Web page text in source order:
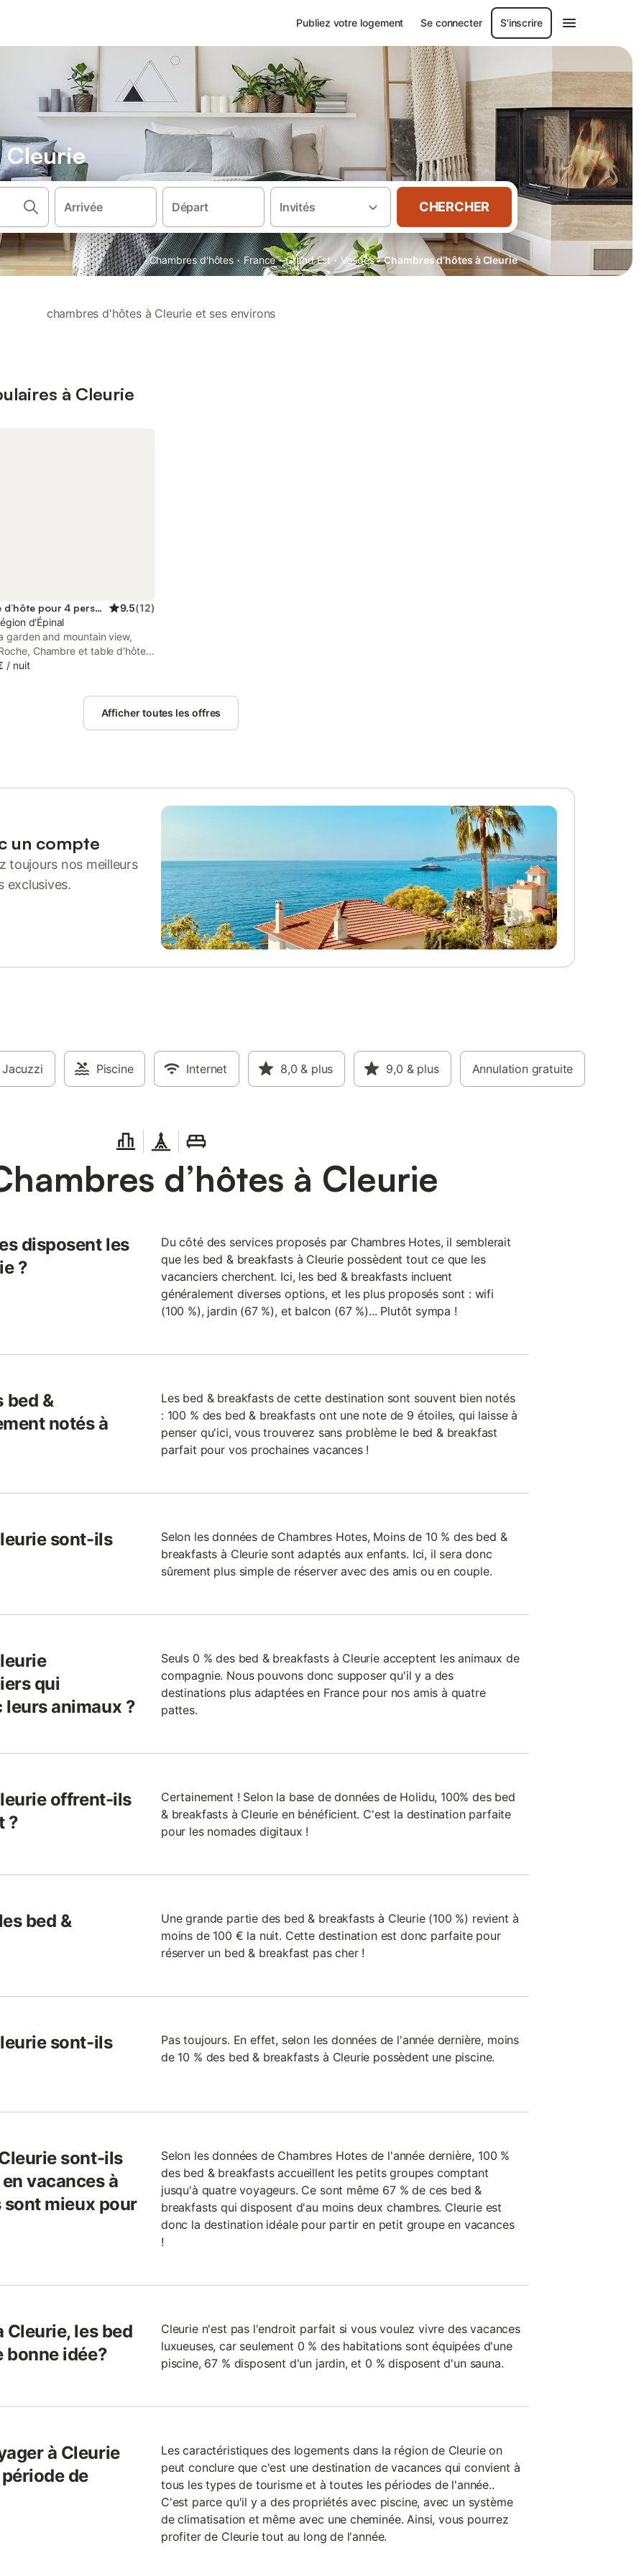
Publiez votre logement Se connecter S'inscrire
Cleurie
Arrivée Départ Invités CHERCHER
Chambres d'hôtes · France · Grand Est · Vosges · Chambres d’hôtes à Cleurie
chambres d'hôtes à Cleurie et ses environs
à Cleurie
Chambre d’hôte pour 4 personnes 9.5(12)
d'Épinal
garden and mountain view,
Chambre et table d'hôtes
set in Cleurie, 39 km from
Lake. This property offers
a terrace, free private parking
/ nuit
Afficher toutes les offres
un compte
toujours nos meilleurs
exclusives.
Jacuzzi Piscine Internet 8,0 & plus 9,0 & plus Annulation gratuite
d’hôtes à Cleurie
disposent les
?
Du côté des services proposés par Chambres Hotes, il semblerait
que les bed & breakfasts à Cleurie possèdent tout ce que les
vacanciers cherchent. Ici, les bed & breakfasts incluent
généralement diverses options, et les plus proposés sont : wifi
(100 %), jardin (67 %), et balcon (67 %)... Plutôt sympa !
bed &
notés à
Les bed & breakfasts de cette destination sont souvent bien notés
: 100 % des bed & breakfasts ont une note de 9 étoiles, qui laisse à
penser qu'ici, vous trouverez sans problème le bed & breakfast
parfait pour vos prochaines vacances !
sont-ils
Selon les données de Chambres Hotes, Moins de 10 % des bed &
breakfasts à Cleurie sont adaptés aux enfants. Ici, il sera donc
sûrement plus simple de réserver avec des amis ou en couple.
qui
animaux ?
Seuls 0 % des bed & breakfasts à Cleurie acceptent les animaux de
compagnie. Nous pouvons donc supposer qu'il y a des
destinations plus adaptées en France pour nos amis à quatre
pattes.
offrent-ils
?
Certainement ! Selon la base de données de Holidu, 100% des bed
& breakfasts à Cleurie en bénéficient. C'est la destination parfaite
pour les nomades digitaux !
bed &
Une grande partie des bed & breakfasts à Cleurie (100 %) revient à
moins de 100 € la nuit. Cette destination est donc parfaite pour
réserver un bed & breakfast pas cher !
sont-ils
Pas toujours. En effet, selon les données de l'année dernière, moins
de 10 % des bed & breakfasts à Cleurie possèdent une piscine.
sont-ils
vacances à
mieux pour
Selon les données de Chambres Hotes de l'année dernière, 100 %
des bed & breakfasts accueillent les petits groupes comptant
jusqu'à quatre voyageurs. Ce sont même 67 % de ces bed &
breakfasts qui disposent d'au moins deux chambres. Cleurie est
donc la destination idéale pour partir en petit groupe en vacances
!
Cleurie, les bed
bonne idée?
Cleurie n'est pas l'endroit parfait si vous voulez vivre des vacances
luxueuses, car seulement 0 % des habitations sont équipées d'une
piscine, 67 % disposent d'un jardin, et 0 % disposent d'un sauna.
à Cleurie
de
Les caractéristiques des logements dans la région de Cleurie on
peut conclure que c'est une destination de vacances qui convient à
tous les types de tourisme et à toutes les périodes de l'année..
C'est parce qu'il y a des propriétés avec piscine, avec un système
de climatisation et même avec une cheminée. Ainsi, vous pourrez
profiter de Cleurie tout au long de l'année.